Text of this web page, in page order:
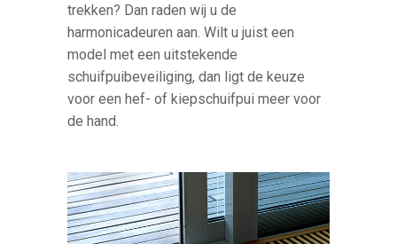
trekken? Dan raden wij u de
harmonicadeuren aan. Wilt u juist een
model met een uitstekende
schuifpuibeveiliging, dan ligt de keuze
voor een hef- of kiepschuifpui meer voor
de hand.